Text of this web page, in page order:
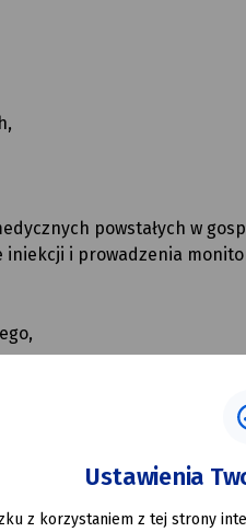
powstałych w
i prowadzenia
OdpadówUstawienia
z korzystaniem z tej strony